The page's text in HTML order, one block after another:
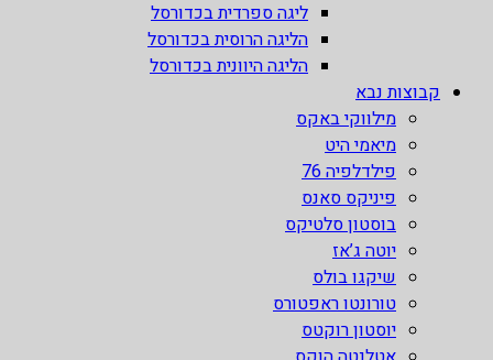
ליגה ספרדית בכדורסל
הליגה הרוסית בכדורסל
הליגה היוונית בכדורסל
קבוצות נבא
מילווקי באקס
מיאמי היט
פילדלפיה 76
פיניקס סאנס
בוסטון סלטיקס
יוטה ג’אז
שיקגו בולס
טורונטו ראפטורס
יוסטון רוקטס